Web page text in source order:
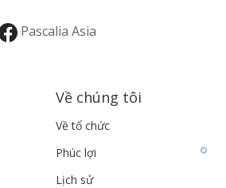
Pascalia Asia
Về chúng tôi
Về tổ chức
Phúc lợi
Lịch sử